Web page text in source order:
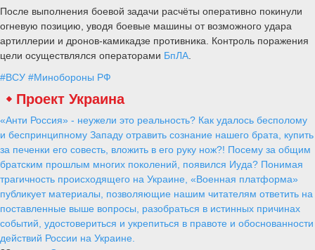
После выполнения боевой задачи расчёты оперативно покинули
огневую позицию, уводя боевые машины от возможного удара
артиллерии и дронов-камикадзе противника. Контроль поражения
цели осуществлялся операторами БпЛА
#ВСУ #Минобороны РФ
Проект Украина
«Анти Россия» - неужели это реальность? Как удалось бесполому
и беспринципному Западу отравить сознание нашего брата, купить
за печенки его совесть, вложить в его руку нож?! Посему за общим
братским прошлым многих поколений, появился Иуда? Понимая
трагичность происходящего на Украине, «Военная платформа»
публикует материалы, позволяющие нашим читателям ответить на
поставленные выше вопросы, разобраться в истинных причинах
событий, удостовериться и укрепиться в правоте и обоснованности
действий России на Украине.